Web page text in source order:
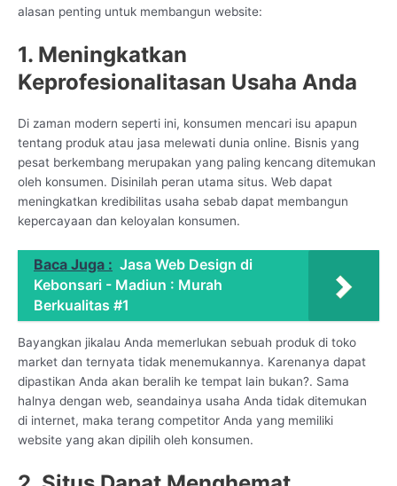
alasan penting untuk membangun website:
1. Meningkatkan
Keprofesionalitasan Usaha Anda
Di zaman modern seperti ini, konsumen mencari isu apapun
tentang produk atau jasa melewati dunia online. Bisnis yang
pesat berkembang merupakan yang paling kencang ditemukan
oleh konsumen. Disinilah peran utama situs. Web dapat
meningkatkan kredibilitas usaha sebab dapat membangun
kepercayaan dan keloyalan konsumen.
Baca Juga : Jasa Web Design di
Kebonsari - Madiun : Murah
Berkualitas #1
Bayangkan jikalau Anda memerlukan sebuah produk di toko
market dan ternyata tidak menemukannya. Karenanya dapat
dipastikan Anda akan beralih ke tempat lain bukan?. Sama
halnya dengan web, seandainya usaha Anda tidak ditemukan
di internet, maka terang competitor Anda yang memiliki
website yang akan dipilih oleh konsumen.